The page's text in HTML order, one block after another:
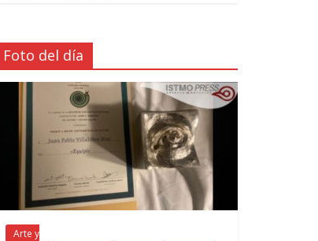
Foto del día
Arte y